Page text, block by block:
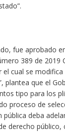
fue aprobado
389 de 2019
el cual se
plantea que el
tipo para los
proceso de
pública deba
derecho público,